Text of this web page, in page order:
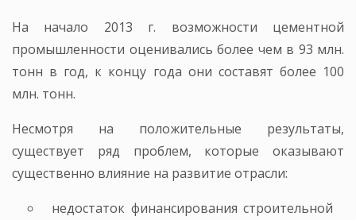
На начало 2013 г. возможности цементной
промышленности оценивались более чем в 93 млн.
тонн в год, к концу года они составят более 100
млн. тонн.
Несмотря на положительные результаты,
существует ряд проблем, которые оказывают
существенно влияние на развитие отрасли:
недостаток финансирования строительной